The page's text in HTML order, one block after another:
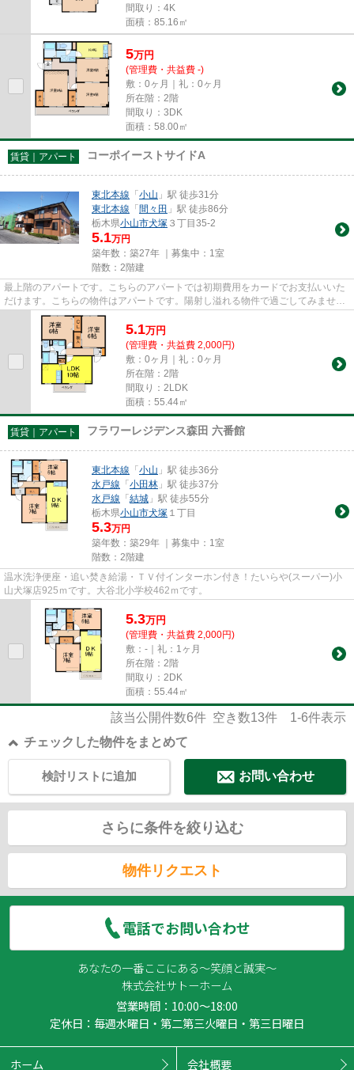
間取り：4K
面積：85.16㎡
5万円
(管理費・共益費 -)
敷：0ヶ月｜礼：0ヶ月
所在階：2階
間取り：3DK
面積：58.00㎡
賃貸｜アパート コーポイーストサイドA
東北本線 「小山 」駅 徒歩31分
東北本線 「間々田 」駅 徒歩86分
栃木県小山市犬塚 ３丁目35-2
5.1万円
築年数：築27年 ｜募集中： 1室
階数：2階建
最上階のアパートです。こちらのアパートでは初期費用をカードでお支払いいた
だけます。こちらの物件はアパートです。陽射し溢れる物件で過ごしてみません
か。小山市エリアにある賃貸...
5.1万円
(管理費・共益費 2,000円)
敷：0ヶ月｜礼：0ヶ月
所在階：2階
間取り：2LDK
面積：55.44㎡
賃貸｜アパート フラワーレジデンス森田 六番館
東北本線 「小山 」駅 徒歩36分
水戸線 「小田林 」駅 徒歩37分
水戸線 「結城 」駅 徒歩55分
栃木県小山市犬塚 １丁目
5.3万円
築年数：築29年 ｜募集中： 1室
階数：2階建
温水洗浄便座・追い焚き給湯・ＴＶ付インターホン付き！たいらや(スーパー)小
山犬塚店925ｍです。大谷北小学校462ｍです。
5.3万円
(管理費・共益費 2,000円)
敷：-｜礼：1ヶ月
所在階：2階
間取り：2DK
面積：55.44㎡
該当公開件数6件 空き数13件 1-6件表示
チェックした物件をまとめて
お問い合わせ
検討リストに追加
さらに条件を絞り込む
物件リクエスト
電話でお問い合わせ
あなたの一番ここにある～笑顔と誠実～
株式会社サトーホーム
営業時間：10:00～18:00
定休日：毎週水曜日・第二第三火曜日・第三日曜日
ホーム 会社概要